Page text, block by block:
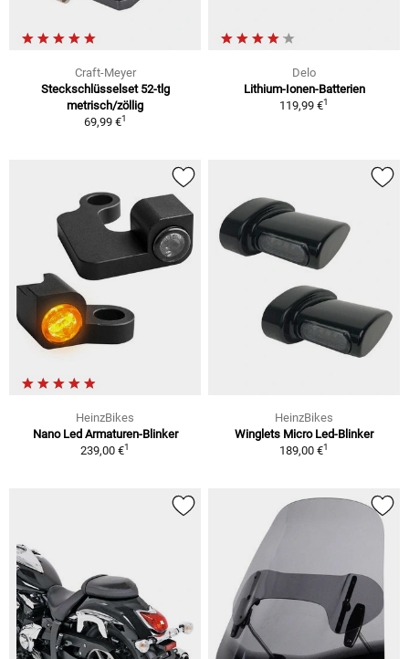
Craft-Meyer
Steckschlüsselset 52-tlg
metrisch/zöllig
69,99 €1
Delo
Lithium-Ionen-Batterien
119,99 €1
HeinzBikes
Nano Led Armaturen-Blinker
239,00 €1
HeinzBikes
Winglets Micro Led-Blinker
189,00 €1